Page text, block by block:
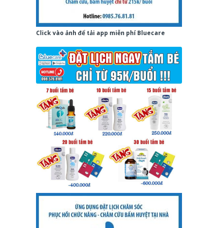
Click vào ảnh để tải app miễn phí Bluecare